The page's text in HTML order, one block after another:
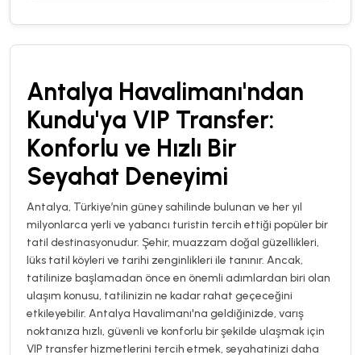
Antalya Havalimanı'ndan
Kundu'ya VIP Transfer:
Konforlu ve Hızlı Bir
Seyahat Deneyimi
Antalya, Türkiye’nin güney sahilinde bulunan ve her yıl
milyonlarca yerli ve yabancı turistin tercih ettiği popüler bir
tatil destinasyonudur. Şehir, muazzam doğal güzellikleri,
lüks tatil köyleri ve tarihi zenginlikleri ile tanınır. Ancak,
tatilinize başlamadan önce en önemli adımlardan biri olan
ulaşım konusu, tatilinizin ne kadar rahat geçeceğini
etkileyebilir. Antalya Havalimanı'na geldiğinizde, varış
noktanıza hızlı, güvenli ve konforlu bir şekilde ulaşmak için
VIP transfer hizmetlerini tercih etmek, seyahatinizi daha